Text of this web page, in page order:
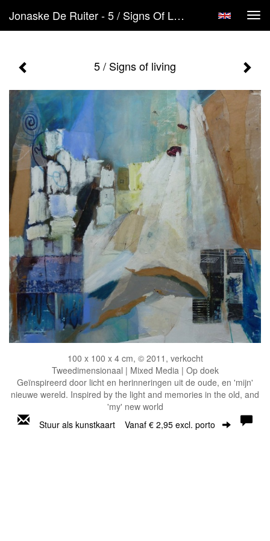
Jonaske De Ruiter - 5 / Signs Of Living
5 / Signs of living
100 x 100 x 4 cm, © 2011, verkocht
Tweedimensionaal | Mixed Media | Op doek
Geïnspireerd door licht en herinneringen uit de oude, en 'mijn'
nieuwe wereld. Inspired by the light and memories in the old, and
'my' new world
Stuur als kunstkaart Vanaf € 2,95 excl. porto